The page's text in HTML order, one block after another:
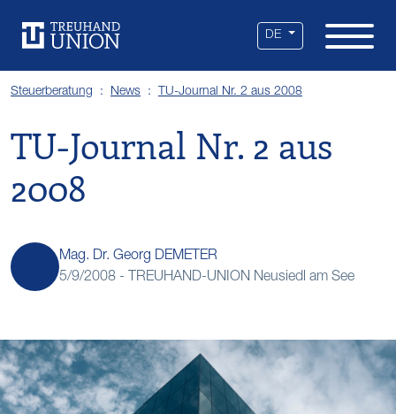
DE
Steuerberatung News TU-Journal Nr. 2 aus 2008
TU-Journal Nr. 2 aus
2008
Mag. Dr. Georg DEMETER
5/9/2008 - TREUHAND-UNION Neusiedl am See